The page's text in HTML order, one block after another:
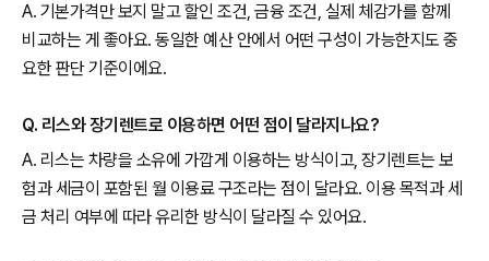
A. 기본가격만 보지 말고 할인 조건, 금융 조건, 실제 체감가를 함께
비교하는 게 좋아요. 동일한 예산 안에서 어떤 구성이 가능한지도 중
요한 판단 기준이에요.
Q. 리스와 장기렌트로 이용하면 어떤 점이 달라지나요?
A. 리스는 차량을 소유에 가깝게 이용하는 방식이고, 장기렌트는 보
험과 세금이 포함된 월 이용료 구조라는 점이 달라요. 이용 목적과 세
금 처리 여부에 따라 유리한 방식이 달라질 수 있어요.